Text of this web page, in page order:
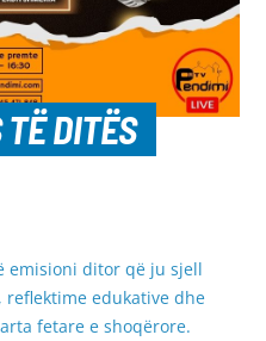
TË DITËS
emisioni ditor që ju sjell
edukative dhe
fetare e shoqërore.